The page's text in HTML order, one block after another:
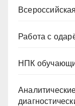
Работа с
НПК